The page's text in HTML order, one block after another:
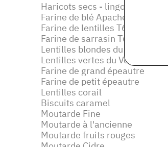
Haricots secs - lingots blancs
Farine de blé Apache T65
Farine de lentilles T65
Farine de sarrasin T65
Lentilles blondes du Vexin
Lentilles vertes du Vexin
Farine de grand épeautre
Farine de petit épeautre
Lentilles corail
Biscuits caramel
Moutarde Fine
Moutarde à l'ancienne
Moutarde fruits rouges